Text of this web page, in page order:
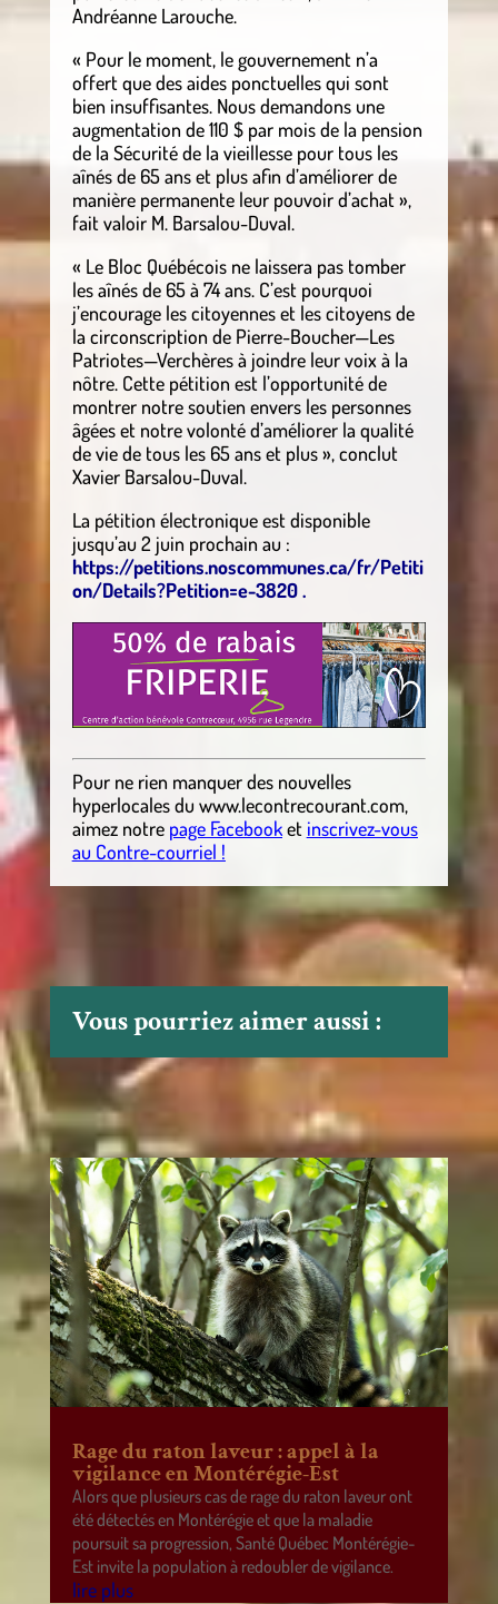
Andréanne Larouche.
« Pour le moment, le gouvernement n’a
offert que des aides ponctuelles qui sont
bien insuffisantes. Nous demandons une
augmentation de 110 $ par mois de la pension
de la Sécurité de la vieillesse pour tous les
aînés de 65 ans et plus afin d’améliorer de
manière permanente leur pouvoir d’achat »,
fait valoir M. Barsalou-Duval.
« Le Bloc Québécois ne laissera pas tomber
les aînés de 65 à 74 ans. C’est pourquoi
j’encourage les citoyennes et les citoyens de
la circonscription de Pierre-Boucher—Les
Patriotes—Verchères à joindre leur voix à la
nôtre. Cette pétition est l’opportunité de
montrer notre soutien envers les personnes
âgées et notre volonté d’améliorer la qualité
de vie de tous les 65 ans et plus », conclut
Xavier Barsalou-Duval.
La pétition électronique est disponible
jusqu’au 2 juin prochain au :
https://petitions.noscommunes.ca/fr/Petiti
on/Details?Petition=e-3820 .
Pour ne rien manquer des nouvelles
hyperlocalesdu www.lecontrecourant.com,
aimez notre page Facebooket inscrivez-vous
au Contre-courriel !
Vous pourriez aimer aussi :
Rage du raton laveur : appel à la
vigilance en Montérégie-Est
Alors que plusieurs cas de rage du raton laveur ont
été détectés en Montérégie et que la maladie
poursuit sa progression, Santé Québec Montérégie-
Est invite la population à redoubler de vigilance.
lire plus